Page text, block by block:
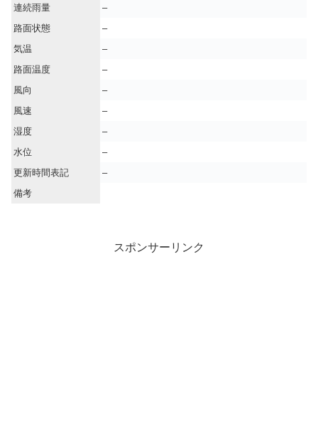
連続雨量
–
路面状態
–
気温
–
路面温度
–
風向
–
風速
–
湿度
–
水位
–
更新時間表記
–
備考
スポンサーリンク